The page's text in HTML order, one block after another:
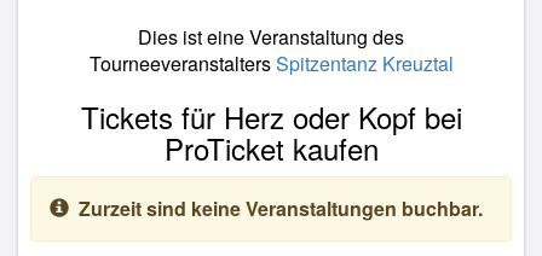
Dies ist eine Veranstaltung des
TourneeveranstaltersSpitzentanz Kreuztal
Tickets für Herz oder Kopf bei
ProTicket kaufen
Zurzeit sind keine Veranstaltungen buchbar.